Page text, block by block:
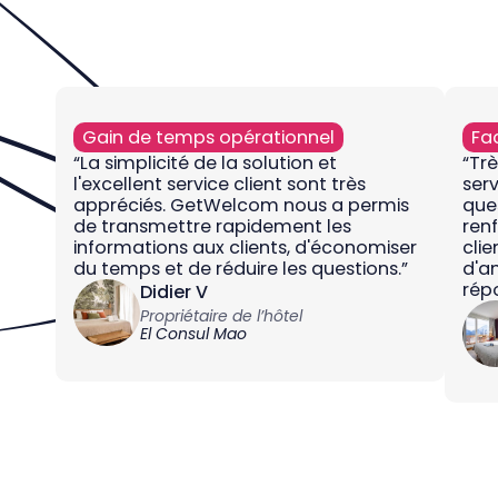
Gain de temps opérationnel
“La simplicité de la solution et
l'excellent service client sont très
appréciés. GetWelcom nous a permis
de transmettre rapidement les
informations aux clients, d'économiser
du temps et de réduire les questions.”
Didier V
Propriétaire de l’hôtel
El Consul Mao